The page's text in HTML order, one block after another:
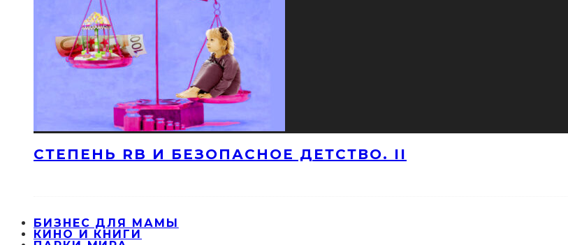
СТЕПЕНЬ RB И БЕЗОПАСНОЕ ДЕТСТВО. II
БИЗНЕС ДЛЯ МАМЫ
КИНО И КНИГИ